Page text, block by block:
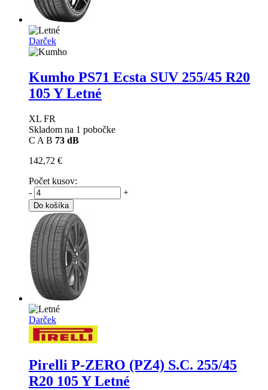
Darček
Kumho PS71 Ecsta SUV 255/45 R20
105 Y Letné
XL FR
Skladom na 1 pobočke
C A B 73 dB
142,72 €
Počet kusov:
-
+
Do košíka
Darček
Pirelli P-ZERO (PZ4) S.C. 255/45
R20 105 Y Letné